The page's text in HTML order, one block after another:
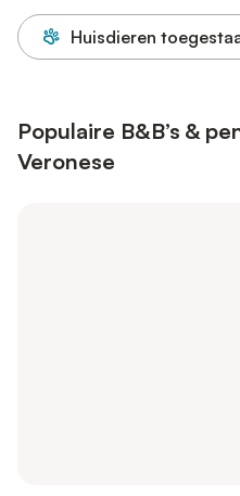
Huisdieren
Populaire B&B’s &
Veronese